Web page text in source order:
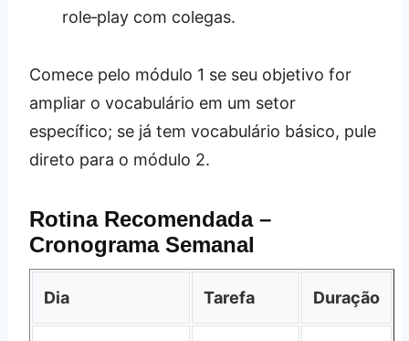
role‑play com colegas.
Comece pelo módulo 1 se seu objetivo for
ampliar o vocabulário em um setor
específico; se já tem vocabulário básico, pule
direto para o módulo 2.
Rotina Recomendada –
Cronograma Semanal
Dia Tarefa Duração